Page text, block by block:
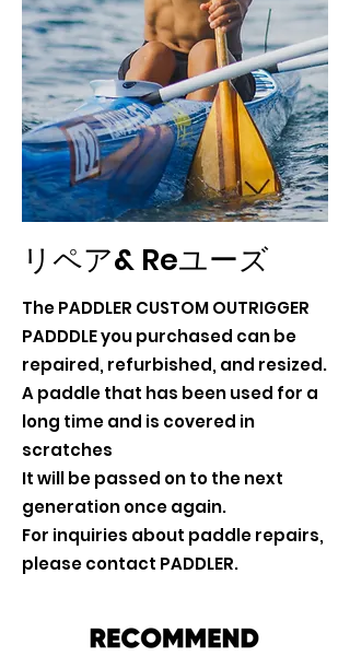
リペア& Reユーズ
The PADDLER CUSTOM OUTRIGGER
PADDDLE you purchased can be
repaired, refurbished, and resized.
A paddle that has been used for a
long time and is covered in
scratches
It will be passed on to the next
generation once again.
For inquiries about paddle repairs,
please contact PADDLER.